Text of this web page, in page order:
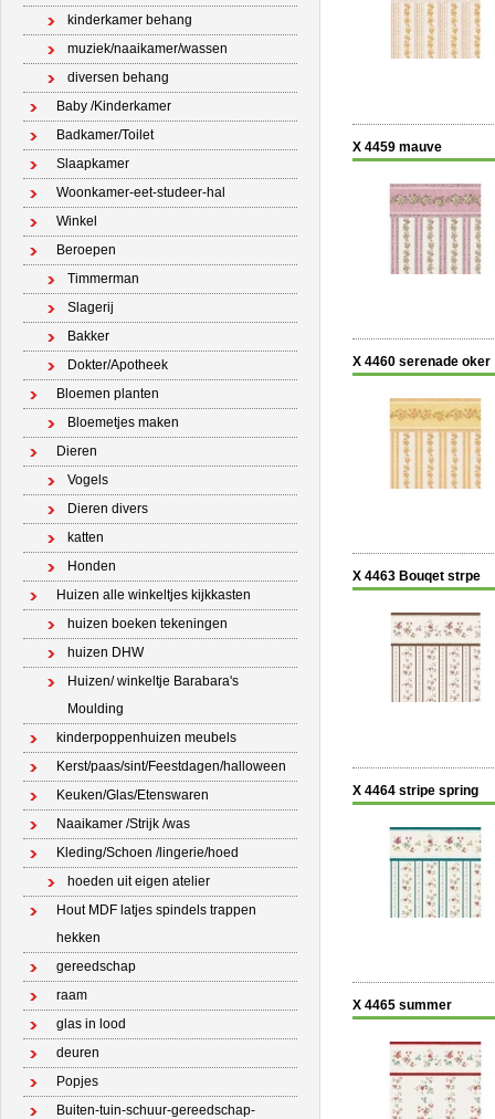
kinderkamer behang
muziek/naaikamer/wassen
diversen behang
Baby /Kinderkamer
Badkamer/Toilet
Slaapkamer
Woonkamer-eet-studeer-hal
Winkel
Beroepen
Timmerman
Slagerij
Bakker
Dokter/Apotheek
Bloemen planten
Bloemetjes maken
Dieren
Vogels
Dieren divers
katten
Honden
Huizen alle winkeltjes kijkkasten
huizen boeken tekeningen
huizen DHW
Huizen/ winkeltje Barabara's
Moulding
kinderpoppenhuizen meubels
Kerst/paas/sint/Feestdagen/halloween
Keuken/Glas/Etenswaren
Naaikamer /Strijk /was
Kleding/Schoen /lingerie/hoed
hoeden uit eigen atelier
Hout MDF latjes spindels trappen
hekken
gereedschap
raam
glas in lood
deuren
Popjes
Buiten-tuin-schuur-gereedschap-
X 4459 mauve
X 4460 serenade oker
X 4463 Bouqet strpe
X 4464 stripe spring
X 4465 summer